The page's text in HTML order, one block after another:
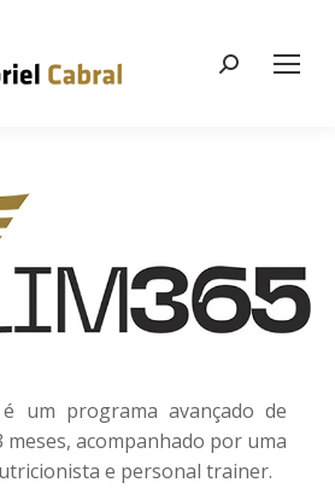
Search:
um programa avançado de
acompanhado por uma
e personal trainer.